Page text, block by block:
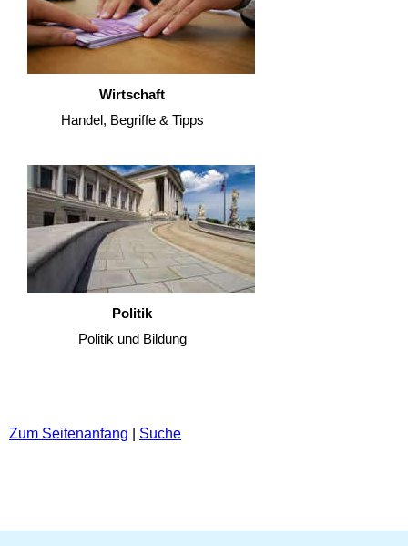
Wirtschaft
Handel, Begriffe & Tipps
Politik
Politik und Bildung
Zum Seitenanfang Suche